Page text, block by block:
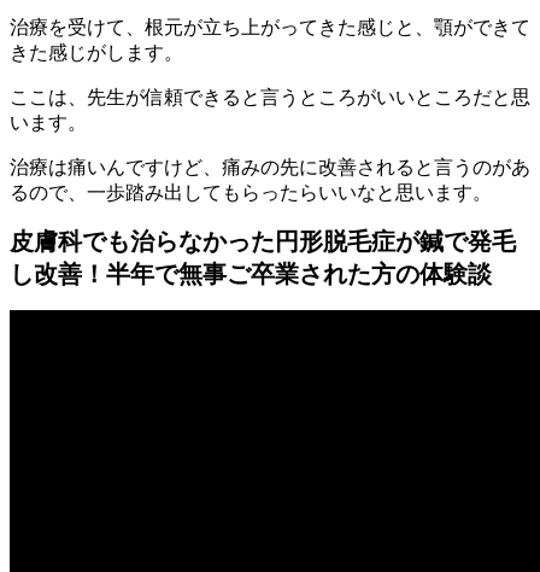
治療を受けて、根元が立ち上がってきた感じと、顎ができて
きた感じがします。
ここは、先生が信頼できると言うところがいいところだと思
います。
治療は痛いんですけど、痛みの先に改善されると言うのがあ
るので、一歩踏み出してもらったらいいなと思います。
皮膚科でも治らなかった円形脱毛症が鍼で発毛
し改善！半年で無事ご卒業された方の体験談